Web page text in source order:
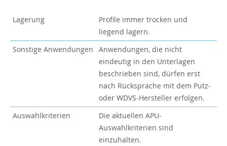
Lagerung
Profile immer trocken und
liegend lagern.
Sonstige Anwendungen
Anwendungen, die nicht
eindeutig in den Unterlagen
beschrieben sind, dürfen erst
nach Rücksprache mit dem Putz-
oder WDVS-Hersteller erfolgen.
Auswahlkriterien
Die aktuellen APU-
Auswahlkriterien sind
einzuhalten.